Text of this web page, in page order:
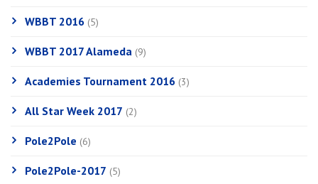
WBBT 2016 (5)
WBBT 2017 Alameda (9)
Academies Tournament 2016 (3)
All Star Week 2017 (2)
Pole2Pole (6)
Pole2Pole-2017 (5)